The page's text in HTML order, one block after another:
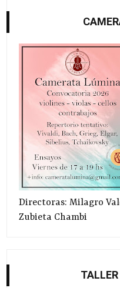
Directoras: Milagro
Zubieta Chambi